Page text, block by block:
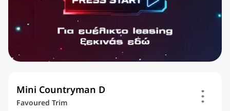
Mini Countryman D
Favoured Trim